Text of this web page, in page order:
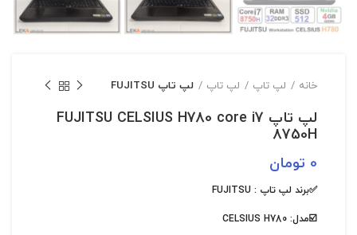
خانه لپ تاپ لپ تاپ لپ تاپ FUJITSU
لپ تاپ FUJITSU CELSIUS H780 core i7
8750H
0 تومان
✅برند لپ تاپ : FUJITSU
☑️مدل: CELSIUS H780